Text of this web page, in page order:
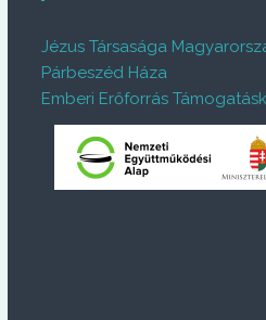
Jézus Társasága
Párbeszéd Háza
Emberi Erőforrás